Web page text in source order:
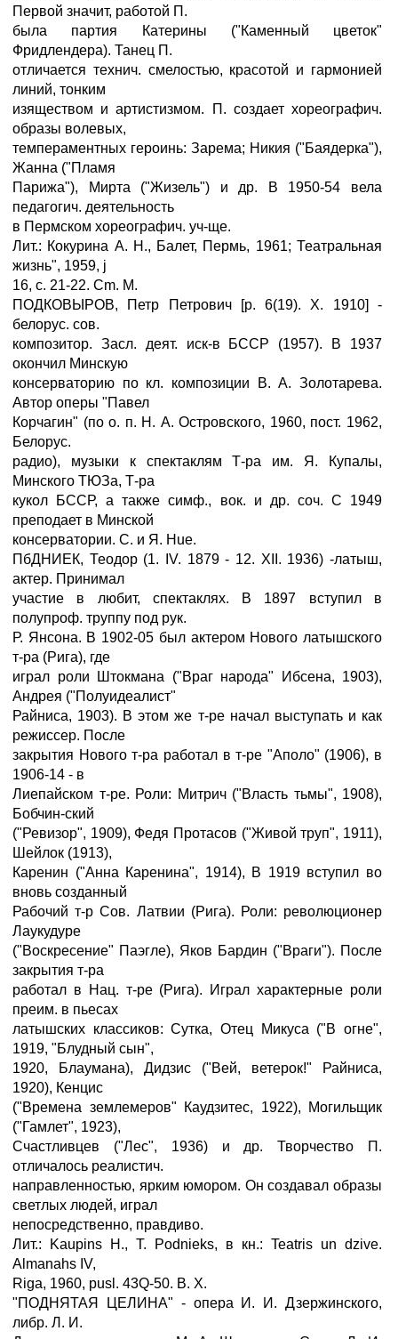
Первой значит, работой П.
была партия Катерины ("Каменный цветок"
Фридлендера). Танец П.
отличается технич. смелостью, красотой и гармонией
линий, тонким
изяществом и артистизмом. П. создает хореографич.
образы волевых,
темпераментных героинь: Зарема; Никия ("Баядерка"),
Жанна ("Пламя
Парижа"), Мирта ("Жизель") и др. В 1950-54 вела
педагогич. деятельность
в Пермском хореографич. уч-ще.
Лит.: Кокурина А. Н., Балет, Пермь, 1961; Театральная
жизнь", 1959, ј
16, с. 21-22. Cm. М.
ПОДКОВЫРОВ, Петр Петрович [р. 6(19). X. 1910] -
белорус. сов.
композитор. Засл. деят. иск-в БССР (1957). В 1937
окончил Минскую
консерваторию по кл. композиции В. А. Золотарева.
Автор оперы "Павел
Корчагин" (по о. п. Н. А. Островского, 1960, пост. 1962,
Белорус.
радио), музыки к спектаклям Т-ра им. Я. Купалы,
Минского ТЮЗа, Т-ра
кукол БССР, а также симф., вок. и др. соч. С 1949
преподает в Минской
консерватории. С. и Я. Hue.
ПбДНИЕК, Теодор (1. IV. 1879 - 12. XII. 1936) -латыш,
актер. Принимал
участие в любит, спектаклях. В 1897 вступил в
полупроф. труппу под рук.
Р. Янсона. В 1902-05 был актером Нового латышского
т-ра (Рига), где
играл роли Штокмана ("Враг народа" Ибсена, 1903),
Андрея ("Полуидеалист"
Райниса, 1903). В этом же т-ре начал выступать и как
режиссер. После
закрытия Нового т-ра работал в т-ре "Аполо" (1906), в
1906-14 - в
Лиепайском т-ре. Роли: Митрич ("Власть тьмы", 1908),
Бобчин-ский
("Ревизор", 1909), Федя Протасов ("Живой труп", 1911),
Шейлок (1913),
Каренин ("Анна Каренина", 1914), В 1919 вступил во
вновь созданный
Рабочий т-р Сов. Латвии (Рига). Роли: революционер
Лаукудуре
("Воскресение" Паэгле), Яков Бардин ("Враги"). После
закрытия т-ра
работал в Нац. т-ре (Рига). Играл характерные роли
преим. в пьесах
латышских классиков: Сутка, Отец Микуса ("В огне",
1919, "Блудный сын",
1920, Блаумана), Дидзис ("Вей, ветерок!" Райниса,
1920), Кенцис
("Времена землемеров" Каудзитес, 1922), Могильщик
("Гамлет", 1923),
Счастливцев ("Лес", 1936) и др. Творчество П.
отличалось реалистич.
направленностью, ярким юмором. Он создавал образы
светлых людей, играл
непосредственно, правдиво.
Лит.: Kaupins Н., Т. Podnieks, в кн.: Teatris un dzive.
Almanahs IV,
Riga, 1960, pusl. 43Q-50. В. Х.
"ПОДНЯТАЯ ЦЕЛИНА" - опера И. И. Дзержинского,
либр. Л. И.